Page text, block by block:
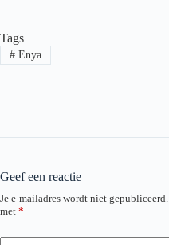
Tags
#Enya
Geef een reactie
Je e-mailadres wordt niet gepubliceerd.
met *